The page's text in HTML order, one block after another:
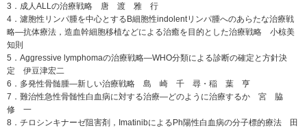
3．成人ALLの治療戦略 唐 渡 雅 行
4．濾胞性リンパ腫を中心とするB細胞性indolentリンパ腫へのあらたな治療戦
略―抗体療法，造血幹細胞移植などによる治癒を目的とした治療戦略 小椋美
知則
5．Aggressive lymphomaの治療戦略―WHO分類による診断の確定と方針決
定 伊豆津宏二
6．多発性骨髄腫―新しい治療戦略 島 崎 千 尋・稲 葉 亨
7．難治性急性骨髄性白血病に対する治療―どのように治療するか 宮 脇
修 一
8．チロシンキナーゼ阻害剤，ImatinibによるPh陽性白血病の分子標的療法 田